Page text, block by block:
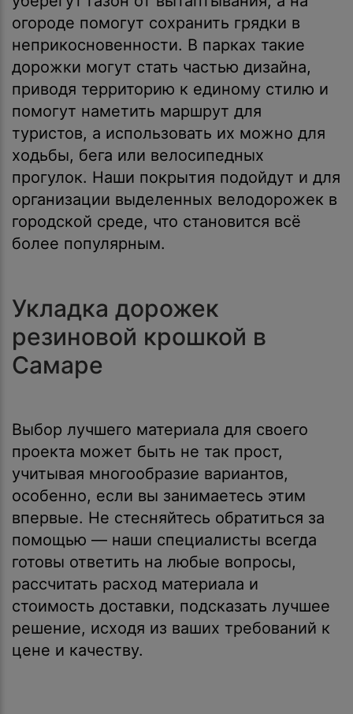
огороде помогут сохранить грядки в
неприкосновенности. В парках такие
дорожки могут стать частью дизайна,
приводя территорию к единому стилю и
помогут наметить маршрут для
туристов, а использовать их можно для
ходьбы, бега или велосипедных
прогулок. Наши покрытия подойдут и для
организации выделенных велодорожек в
городской среде, что становится всё
более популярным.
Укладка дорожек
резиновой крошкой в
Самаре
Выбор лучшего материала для своего
проекта может быть не так прост,
учитывая многообразие вариантов,
особенно, если вы занимаетесь этим
впервые. Не стесняйтесь обратиться за
помощью — наши специалисты всегда
готовы ответить на любые вопросы,
рассчитать расход материала и
стоимость доставки, подсказать лучшее
решение, исходя из ваших требований к
цене и качеству.